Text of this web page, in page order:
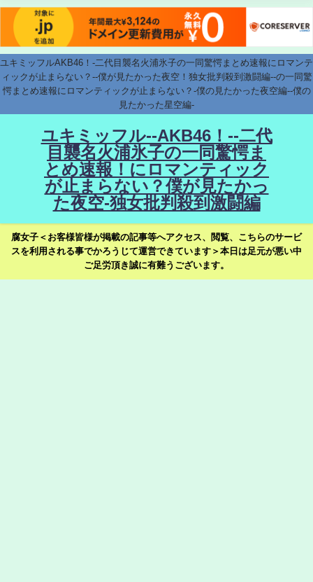
ユキミッフルAKB46！-二代目襲名火浦氷子の一同驚愕まとめ速報にロマンテ
ィックが止まらない？--僕が見たかった夜空！独女批判殺到激闘編--の一同驚
愕まとめ速報にロマンティックが止まらない？-僕の見たかった夜空編--僕の
見たかった星空編-
ユキミッフル--AKB46！--二代
目襲名火浦氷子の一同驚愕ま
とめ速報！にロマンティック
が止まらない？僕が見たかっ
た夜空-独女批判殺到激闘編
腐女子＜お客様皆様が掲載の記事等へアクセス、閲覧、こちらのサービ
スを利用される事でかろうじて運営できています＞本日は足元が悪い中
ご足労頂き誠に有難うございます。